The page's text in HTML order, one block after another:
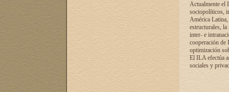
Actualmente el
sociopolíticos,
América Latina,
estructurales,
inter- e
cooperación de
optimización
El ILA efectúa
sociales y